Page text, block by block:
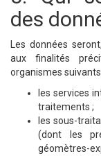
des
Les données
aux finalités
organismes suivants
les services
traitements ;
les sous-
(dont les
géomètres-